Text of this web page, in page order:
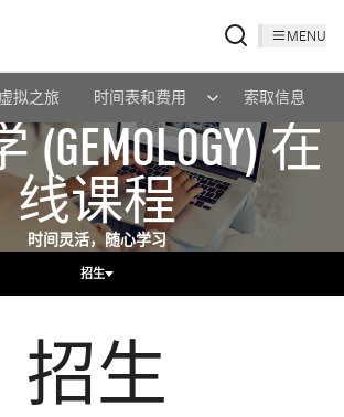
MENU
拟之旅 时间表和费用 索取信息
在
线课程
时间灵活，随心学习
招生
招生